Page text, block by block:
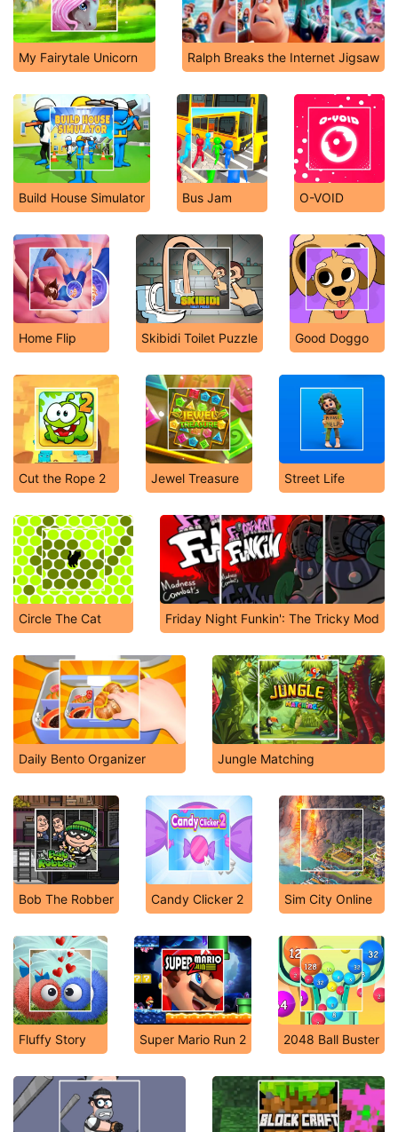
My Fairytale Unicorn Ralph Breaks the Internet Jigsaw
Build House Simulator Bus Jam O-VOID
Home Flip Skibidi Toilet Puzzle Good Doggo
Cut the Rope 2 Jewel Treasure Street Life
Circle The Cat Friday Night Funkin': The Tricky Mod
Daily Bento Organizer Jungle Matching
Bob The Robber Candy Clicker 2 Sim City Online
Fluffy Story Super Mario Run 2 2048 Ball Buster